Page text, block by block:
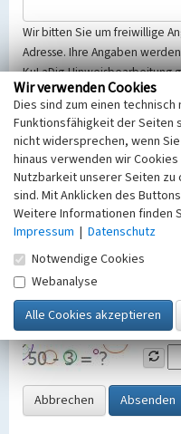
Wir bitten Sie um freiwillige
Adresse. Ihre Angaben
KuLaDig-Hinweisbearbeitung
Selbstverständlich werden
Telemediengesetzes, des
dem 25.05.2018 gültigen
(EU-DSGVO) vertraulich
Hinweise zumDatenschutz
Nachricht
Sicherheitsabfrage
Grafik ein
Abbrechen Absenden
Wir verwenden Cookies
Dies sind zum einen
Funktionsfähigkeit der Seiten
nicht widersprechen, wenn
hinaus verwenden wir
Nutzbarkeit unserer Seiten
sind. Mit Anklicken des
Weitere Informationen finden
Impressum | Datenschutz
Notwendige Cookies
Webanalyse